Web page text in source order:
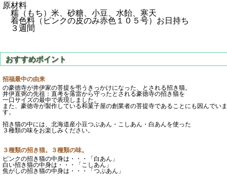
原材料
糯（もち）米、砂糖、小豆、水飴、寒天
着色料（ピンクの皮のみ赤色１０５号）お日持ち
３週間
招福最中の由来
の豪徳寺が井伊家の菩提を弔うきっかけになった、とされる招き猫。
井伊直弼の先祖：直考を落雷から守ったとされる豪徳寺の招き猫を
一口サイズの最中で表現しました。
また、豪徳寺が製作している和菓子屋の創業者の菩提寺であることにも因んでいま
す。
招き猫の中には、北海道産小豆つぶあん・こしあん・白あんを使った
３種類の味をお楽しみください。
３種類の招き猫。３種類の味。
ピンクの招き猫の中身は・・・「白あん」
白い招き猫の中身は・・・「こしあん」
焦がしの招き猫の中身は・・・「つぶあん」